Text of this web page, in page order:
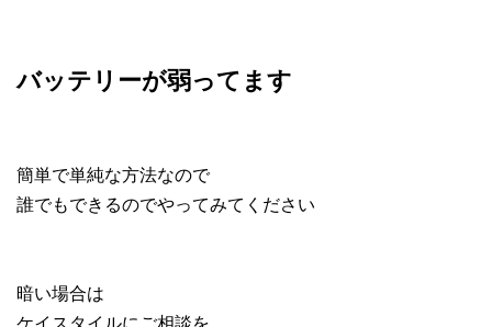
バッテリーが弱ってます
簡単で単純な方法なので
誰でもできるのでやってみてください
暗い場合は